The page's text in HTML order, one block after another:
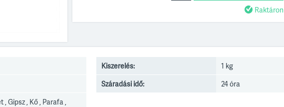
Raktáron
Gipsz , Kő , Parafa ,
Kiszerelés:
1 kg
Száradási idő:
24 óra